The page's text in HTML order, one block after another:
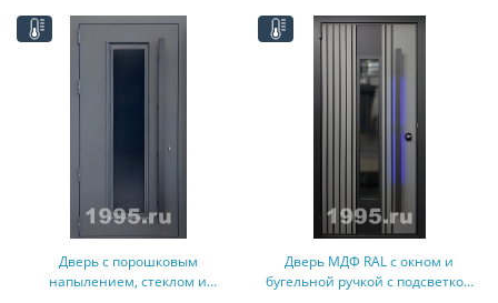
Дверь с порошковым
напылением, стеклом и
Дверь МДФ RAL с окном и
бугельной ручкой с подсветкой